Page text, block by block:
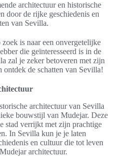
architectuur en historische
door de rijke geschiedenis en
van Sevilla.
is naar een onvergetelijke
die geïnteresseerd is in de
zal je zeker betoveren met zijn
de schatten van Sevilla!
architectuur van Sevilla
bouwstijl van Mudejar. Deze
stad verrijkt met zijn prachtige
In Sevilla kun je je laten
en cultuur die tot leven
architectuur.